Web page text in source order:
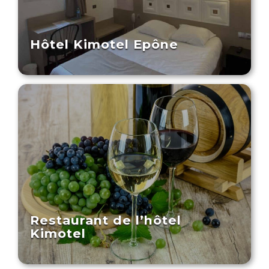
Hôtel Kimotel Epône
Restaurant de l’hôtel
Kimotel